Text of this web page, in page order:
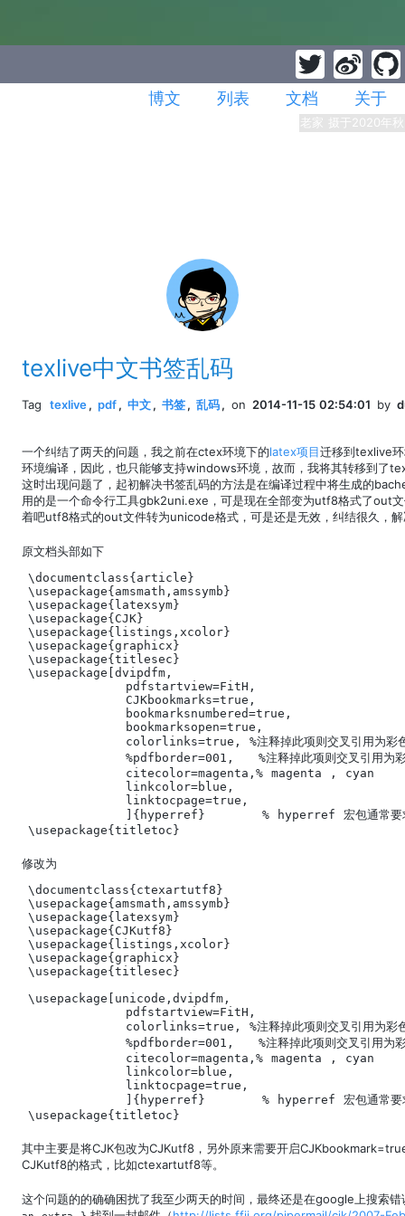
博文 列表 文档 关于
老家 摄于2020年秋
texlive中文书签乱码
Tag texlive, pdf, 中文, 书签, 乱码, on 2014-11-15 02:54:01 by
一个纠结了两天的问题，我之前在ctex环境下的latex项目迁移到texlive
环境编译，因此，也只能够支持windows环境，故而，我将其转移到了
这时出现问题了，起初解决书签乱码的方法是在编译过程中将生成的
用的是一个命令行工具gbk2uni.exe，可是现在全部变为utf8格式了out
着吧utf8格式的out文件转为unicode格式，可是还是无效，纠结很久，
原文档头部如下
\documentclass{article}
\usepackage{amsmath,amssymb}
\usepackage{latexsym}
\usepackage{CJK}
\usepackage{listings,xcolor}
\usepackage{graphicx}
\usepackage{titlesec}
\usepackage[dvipdfm,
pdfstartview=FitH,
CJKbookmarks=true,
bookmarksnumbered=true,
bookmarksopen=true,
colorlinks=true, %注释掉此项则交叉引用为彩色
%pdfborder=001,   %注释掉此项则交叉引用
citecolor=magenta,% magenta ,
linkcolor=blue,
linktocpage=true,
]{hyperref}       % hyperref 宏包通常要
\usepackage{titletoc}
修改为
\documentclass{ctexartutf8}
\usepackage{amsmath,amssymb}
\usepackage{latexsym}
\usepackage{CJKutf8}
\usepackage{listings,xcolor}
\usepackage{graphicx}
\usepackage{titlesec}
\usepackage[unicode,dvipdfm,
pdfstartview=FitH,
colorlinks=true, %注释掉此项则交叉引用为彩色边
%pdfborder=001,   %注释掉此项则交叉引用为彩
citecolor=magenta,% magenta , cyan
linkcolor=blue,
linktocpage=true,
]{hyperref}       % hyperref 宏包通常要求放
\usepackage{titletoc}
其中主要是将CJK包改为CJKutf8，另外原来需要开启
CJKutf8的格式，比如ctexartutf8等。
这个问题的的确确困扰了我至少两天的时间，最终还是在google上搜索错